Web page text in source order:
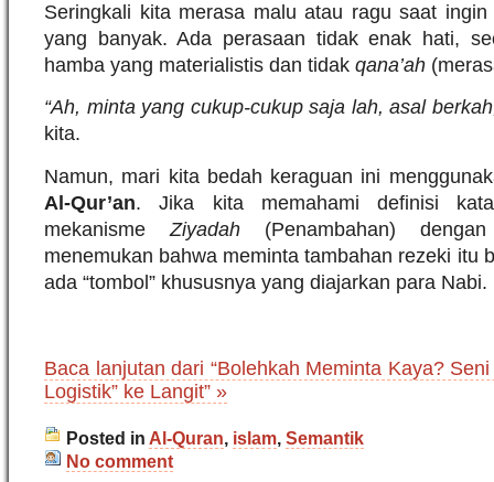
Seringkali kita merasa malu atau ragu saat
yang banyak. Ada perasaan tidak enak hati,
hamba yang materialistis dan tidak qana’ah
“Ah, minta yang cukup-cukup saja lah, asal
kita.
Namun, mari kita bedah keraguan ini
Al-Qur’an. Jika kita memahami definisi
mekanisme Ziyadah(Penambahan)
menemukan bahwa meminta tambahan rezeki itu
ada “tombol” khususnya yang diajarkan para Nabi.
Baca lanjutan dari “Bolehkah Meminta Kaya?
Logistik” ke Langit” »
Posted in Al-Quran, islam, Semantik
No comment